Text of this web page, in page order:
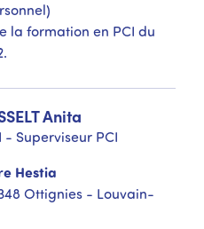
la formation en PCI du
Anita
Superviseur PCI
Hestia
Ottignies - Louvain-